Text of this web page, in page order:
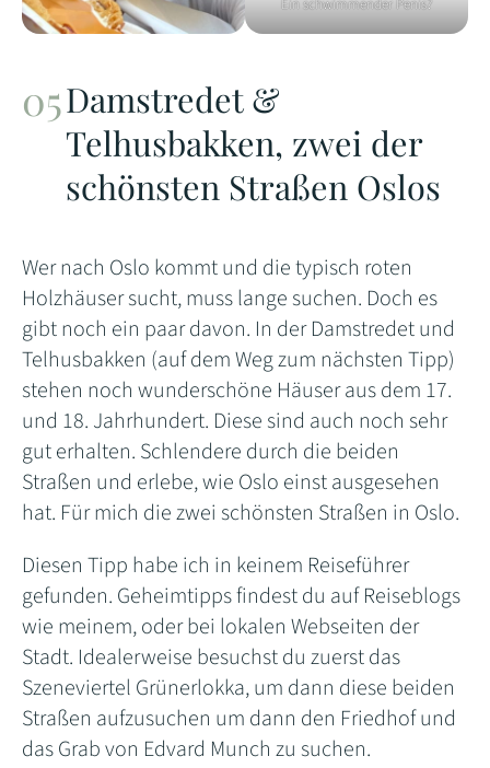
Ein schwimmender Penis?
Damstredet &
Telhusbakken, zwei der
schönsten Straßen Oslos
Wer nach Oslo kommt und die typisch roten
Holzhäuser sucht, muss lange suchen. Doch es
gibt noch ein paar davon. In der Damstredet und
Telhusbakken (auf dem Weg zum nächsten Tipp)
stehen noch wunderschöne Häuser aus dem 17.
und 18. Jahrhundert. Diese sind auch noch sehr
gut erhalten. Schlendere durch die beiden
Straßen und erlebe, wie Oslo einst ausgesehen
hat. Für mich die zwei schönsten Straßen in Oslo.
Diesen Tipp habe ich in keinem Reiseführer
gefunden. Geheimtipps findest du auf Reiseblogs
wie meinem, oder bei lokalen Webseiten der
Stadt. Idealerweise besuchst du zuerst das
Szeneviertel Grünerlokka, um dann diese beiden
Straßen aufzusuchen um dann den Friedhof und
das Grab von Edvard Munch zu suchen.